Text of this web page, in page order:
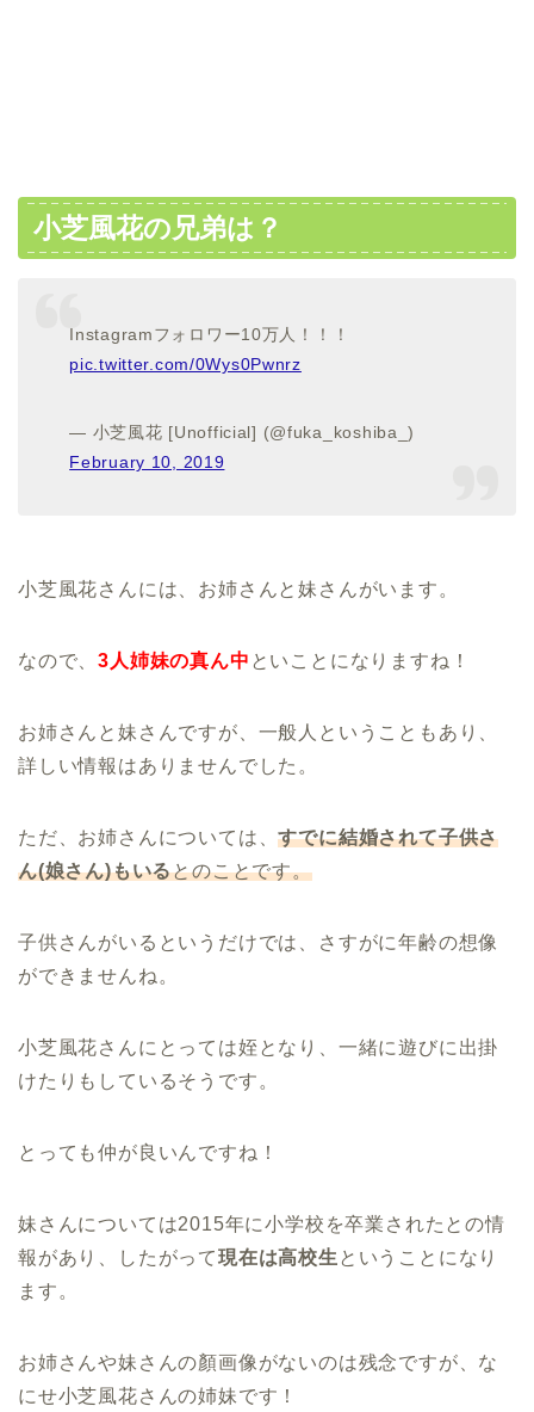
小芝風花の兄弟は？
Instagramフォロワー10万人！！！
pic.twitter.com/0Wys0Pwnrz
— 小芝風花 [Unofficial] (@fuka_koshiba_)
February 10, 2019
小芝風花さんには、お姉さんと妹さんがいます。
なので、3人姉妹の真ん中 といことになりますね！
お姉さんと妹さんですが、一般人ということもあり、
詳しい情報はありませんでした。
ただ、お姉さんについては、すでに結婚されて子供さ
ん(娘さん)もいるとのことです。
子供さんがいるというだけでは、さすがに年齢の想像
ができませんね。
小芝風花さんにとっては姪となり、一緒に遊びに出掛
けたりもしているそうです。
とっても仲が良いんですね！
妹さんについては2015年に小学校を卒業されたとの情
報があり、したがって現在は高校生 ということになり
ます。
お姉さんや妹さんの顏画像がないのは残念ですが、な
にせ小芝風花さんの姉妹です！